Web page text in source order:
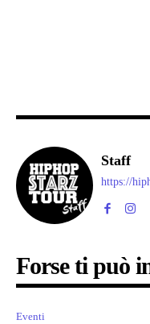
Staff
https://
Forse ti può
Eventi